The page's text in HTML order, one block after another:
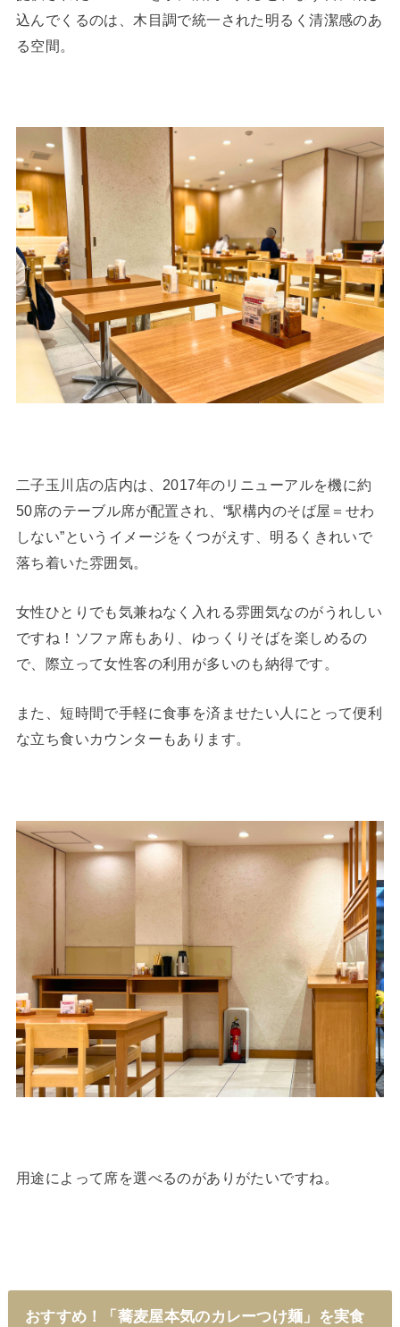
込んでくるのは、木目調で統一された明るく清潔感のあ
る空間。
二子玉川店の店内は、2017年のリニューアルを機に約
50席のテーブル席が配置され、“駅構内のそば屋＝せわ
しない”というイメージをくつがえす、明るくきれいで
落ち着いた雰囲気。
女性ひとりでも気兼ねなく入れる雰囲気なのがうれしい
ですね！ソファ席もあり、ゆっくりそばを楽しめるの
で、際立って女性客の利用が多いのも納得です。
また、短時間で手軽に食事を済ませたい人にとって便利
な立ち食いカウンターもあります。
用途によって席を選べるのがありがたいですね。
おすすめ！「蕎麦屋本気のカレーつけ麺」を実食